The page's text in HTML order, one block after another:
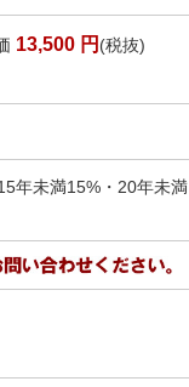
13,500 円 (税抜)
年未満15%・20年未満